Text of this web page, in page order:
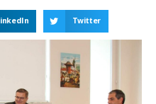
Twitter